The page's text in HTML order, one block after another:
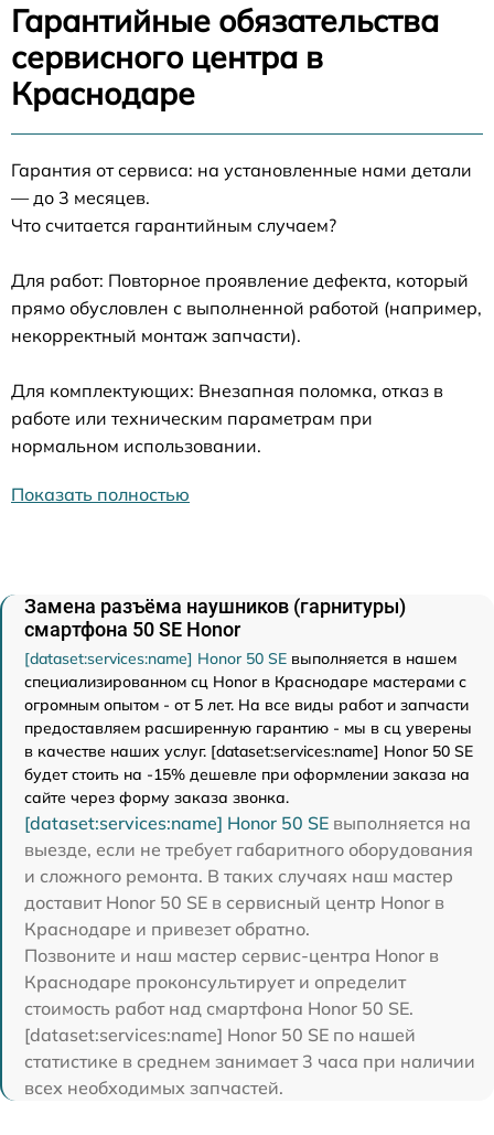
Гарантийные обязательства
сервисного центра в
Краснодаре
Гарантия от сервиса: на установленные нами детали
— до 3 месяцев.
Что считается гарантийным случаем?
Для работ: Повторное проявление дефекта, который
прямо обусловлен с выполненной работой (например,
некорректный монтаж запчасти).
Для комплектующих: Внезапная поломка, отказ в
работе или техническим параметрам при
нормальном использовании.
Показать полностью
Замена разъёма наушников (гарнитуры)
смартфона 50 SE Honor
[dataset:services:name] Honor 50 SE выполняется в нашем
специализированном сц Honor в Краснодаре мастерами с
огромным опытом - от 5 лет. На все виды работ и запчасти
предоставляем расширенную гарантию - мы в сц уверены
в качестве наших услуг. [dataset:services:name] Honor 50 SE
будет стоить на -15% дешевле при оформлении заказа на
сайте через форму заказа звонка.
[dataset:services:name] Honor 50 SE выполняется на
выезде, если не требует габаритного оборудования
и сложного ремонта. В таких случаях наш мастер
доставит Honor 50 SE в сервисный центр Honor в
Краснодаре и привезет обратно.
Позвоните и наш мастер сервис-центра Honor в
Краснодаре проконсультирует и определит
стоимость работ над смартфона Honor 50 SE.
[dataset:services:name] Honor 50 SE по нашей
статистике в среднем занимает 3 часа при наличии
всех необходимых запчастей.